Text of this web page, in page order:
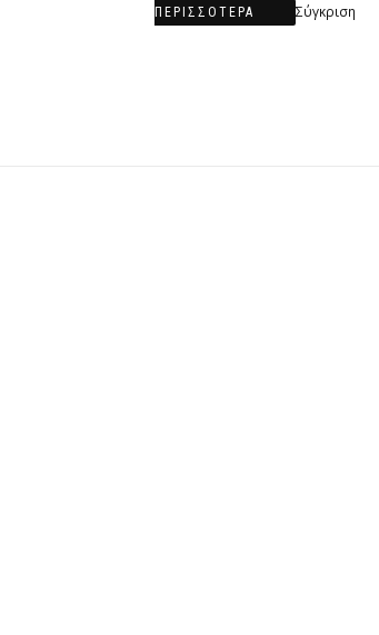
ΠΕΡΙΣΣΌΤΕΡΑ
Σύγκριση